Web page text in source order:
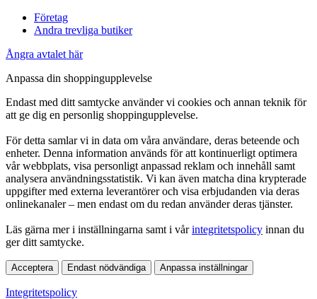
Företag
Andra trevliga butiker
Ångra avtalet här
Anpassa din shoppingupplevelse
Endast med ditt samtycke använder vi cookies och annan teknik för
att ge dig en personlig shoppingupplevelse.
För detta samlar vi in data om våra användare, deras beteende och
enheter. Denna information används för att kontinuerligt optimera
vår webbplats, visa personligt anpassad reklam och innehåll samt
analysera användningsstatistik. Vi kan även matcha dina krypterade
uppgifter med externa leverantörer och visa erbjudanden via deras
onlinekanaler – men endast om du redan använder deras tjänster.
Läs gärna mer i inställningarna samt i vårintegritetspolicy innan du
ger ditt samtycke.
Acceptera Endast nödvändiga Anpassa inställningar
Integritetspolicy